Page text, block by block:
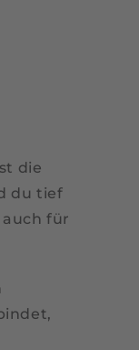
die
du tief
für